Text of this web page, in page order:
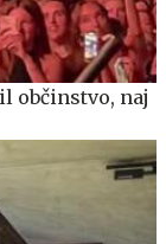
občinstvo, naj